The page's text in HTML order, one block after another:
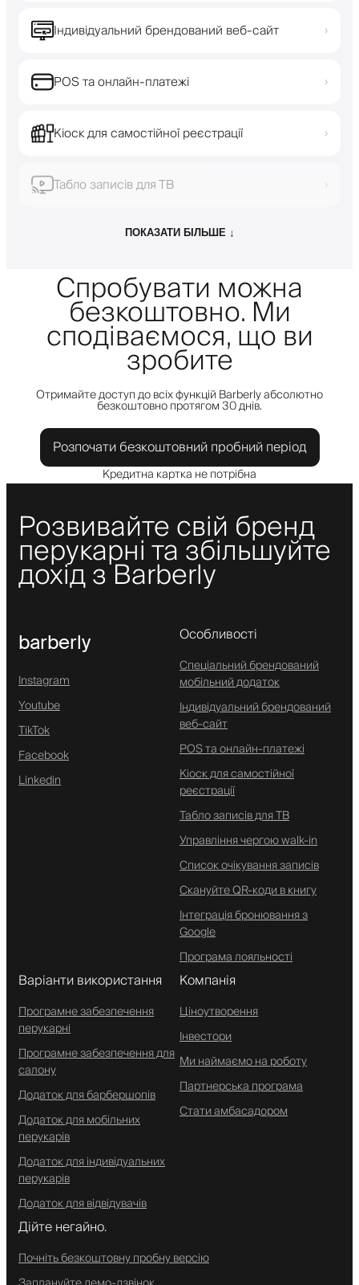
Індивідуальний брендований веб-сайт ›
POS та онлайн-платежі ›
Кіоск для самостійної реєстрації ›
Табло записів для ТВ ›
ПОКАЗАТИ БІЛЬШЕ ↓
Спробувати можна
безкоштовно. Ми
сподіваємося, що ви
зробите
Отримайте доступ до всіх функцій Barberly абсолютно
безкоштовно протягом 30 днів.
Розпочати безкоштовний пробний період
Кредитна картка не потрібна
Розвивайте свій бренд
перукарні та збільшуйте
дохід з Barberly
barberly
Instagram
Youtube
TikTok
Facebook
Linkedin
Особливості
Спеціальний брендований
мобільний додаток
Індивідуальний брендований
веб-сайт
POS та онлайн-платежі
Кіоск для самостійної
реєстрації
Табло записів для ТВ
Управління чергою walk-in
Список очікування записів
Скануйте QR-коди в книгу
Інтеграція бронювання з
Google
Програма лояльності
Варіанти використання
Програмне забезпечення
перукарні
Програмне забезпечення для
салону
Додаток для барбершопів
Додаток для мобільних
перукарів
Додаток для індивідуальних
перукарів
Додаток для відвідувачів
Компанія
Ціноутворення
Інвестори
Ми наймаємо на роботу
Партнерська програма
Стати амбасадором
Дійте негайно.
Почніть безкоштовну пробну версію